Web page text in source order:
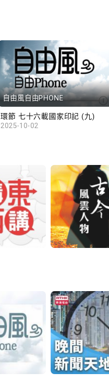
自由風自由PHONE
環節 七十六載國家印記 (九)
2025-10-02